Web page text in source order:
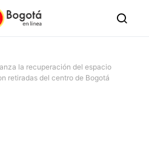
la recuperación del espacio
retiradas del centro de Bogotá